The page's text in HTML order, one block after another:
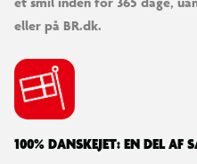
eller på BR.dk.
100% DANSKEJET: EN DEL AF